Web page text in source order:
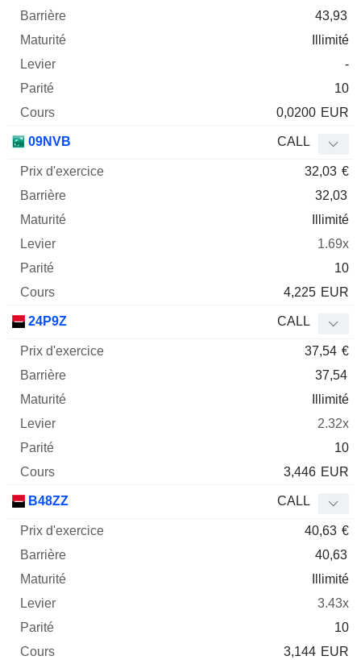
43,93
Illimité
-
10
0,0200 EUR
09NVB CALL
32,03 €
32,03
Illimité
1.69x
10
4,225 EUR
24P9Z CALL
37,54 €
37,54
Illimité
2.32x
10
3,446 EUR
B48ZZ CALL
40,63 €
40,63
Illimité
3.43x
10
3,144 EUR